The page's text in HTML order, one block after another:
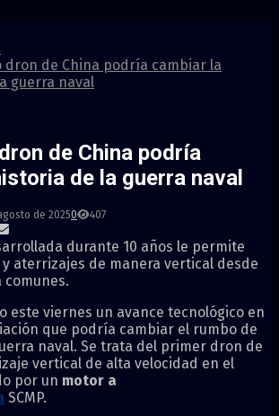
dron de China podría cambiar la
guerra naval
de China podría
de la guerra naval
de 20250 407
durante 10 años le permite
aterrizajes de manera vertical desde
comunes.
este viernes un avance tecnológico en
que podría cambiar el rumbo de
naval. Se trata del primer dron de
vertical de alta velocidad en el
por un motor a
SCMP.